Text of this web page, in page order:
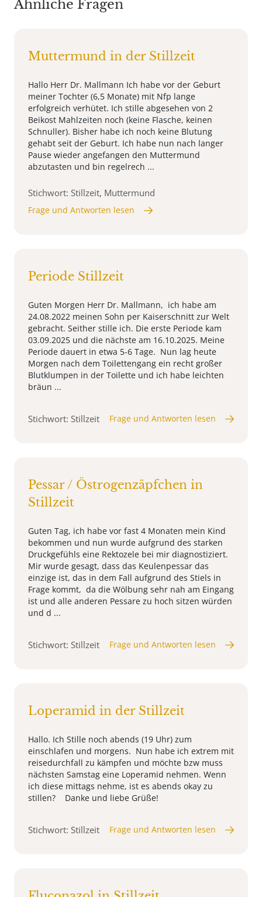
Ähnliche Fragen
Muttermund in der Stillzeit
Hallo Herr Dr. Mallmann Ich habe vor der Geburt
meiner Tochter (6,5 Monate) mit Nfp lange
erfolgreich verhütet. Ich stille abgesehen von 2
Beikost Mahlzeiten noch (keine Flasche, keinen
Schnuller). Bisher habe ich noch keine Blutung
gehabt seit der Geburt. Ich habe nun nach langer
Pause wieder angefangen den Muttermund
abzutasten und bin regelrech ...
Stichwort: Stillzeit, Muttermund
Frage und Antworten lesen
Periode Stillzeit
Guten Morgen Herr Dr. Mallmann, ich habe am
24.08.2022 meinen Sohn per Kaiserschnitt zur Welt
gebracht. Seither stille ich. Die erste Periode kam
03.09.2025 und die nächste am 16.10.2025. Meine
Periode dauert in etwa 5-6 Tage. Nun lag heute
Morgen nach dem Toilettengang ein recht großer
Blutklumpen in der Toilette und ich habe leichten
bräun ...
Stichwort: Stillzeit Frage und Antworten lesen
Pessar / Östrogenzäpfchen in
Stillzeit
Guten Tag, ich habe vor fast 4 Monaten mein Kind
bekommen und nun wurde aufgrund des starken
Druckgefühls eine Rektozele bei mir diagnostiziert.
Mir wurde gesagt, dass das Keulenpessar das
einzige ist, das in dem Fall aufgrund des Stiels in
Frage kommt, da die Wölbung sehr nah am Eingang
ist und alle anderen Pessare zu hoch sitzen würden
und d ...
Stichwort: Stillzeit Frage und Antworten lesen
Loperamid in der Stillzeit
Hallo. Ich Stille noch abends (19 Uhr) zum
einschlafen und morgens. Nun habe ich extrem mit
reisedurchfall zu kämpfen und möchte bzw muss
nächsten Samstag eine Loperamid nehmen. Wenn
ich diese mittags nehme, ist es abends okay zu
stillen? Danke und liebe Grüße!
Stichwort: Stillzeit Frage und Antworten lesen